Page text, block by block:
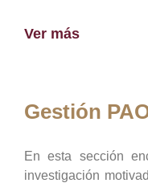
Ver más
Gestión
En esta sección
investigación